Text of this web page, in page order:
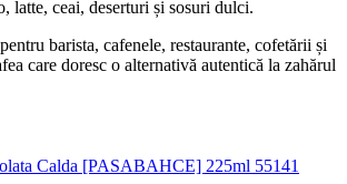
latte, ceai, deserturi și sosuri dulci.
barista, cafenele, restaurante, cofetării și
care doresc o alternativă autentică la zahărul